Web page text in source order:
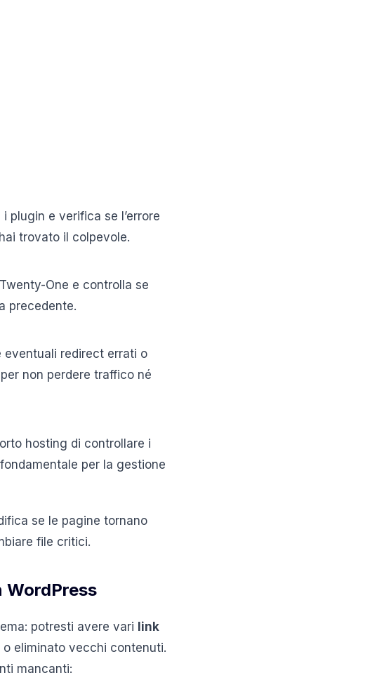
plugin e verifica se l’errore
trovato il colpevole.
One e controlla se
precedente.
eventuali redirect errati o
non perdere traffico né
hosting di controllare i
per la gestione
se le pagine tornano
file critici.
WordPress
potresti avere vari link
eliminato vecchi contenuti.
mancanti: